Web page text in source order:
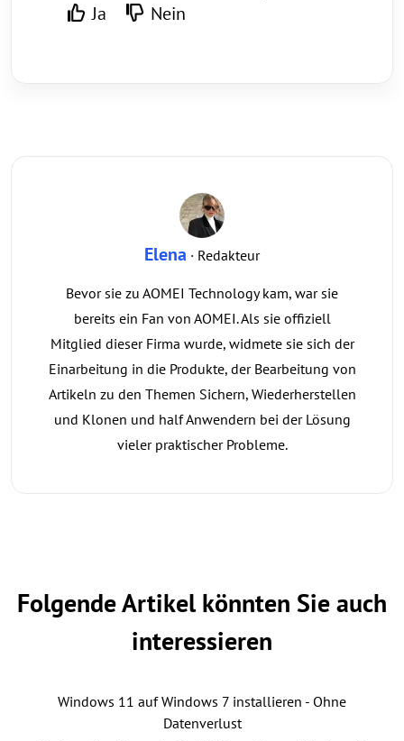
Ja Nein
Elena · Redakteur
Bevor sie zu AOMEI Technology kam, war sie
bereits ein Fan von AOMEI. Als sie offiziell
Mitglied dieser Firma wurde, widmete sie sich der
Einarbeitung in die Produkte, der Bearbeitung von
Artikeln zu den Themen Sichern, Wiederherstellen
und Klonen und half Anwendern bei der Lösung
vieler praktischer Probleme.
Folgende Artikel könnten Sie auch
interessieren
Windows 11 auf Windows 7 installieren - Ohne
Datenverlust